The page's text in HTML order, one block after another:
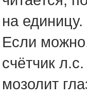
на единицу.
Если
счётчик
мозолит